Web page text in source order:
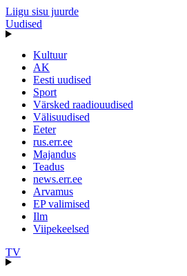
Liigu sisu juurde
Uudised
Kultuur
AK
Eesti uudised
Sport
Värsked raadiouudised
Välisuudised
Eeter
rus.err.ee
Majandus
Teadus
news.err.ee
Arvamus
EP valimised
Ilm
Viipekeelsed
TV